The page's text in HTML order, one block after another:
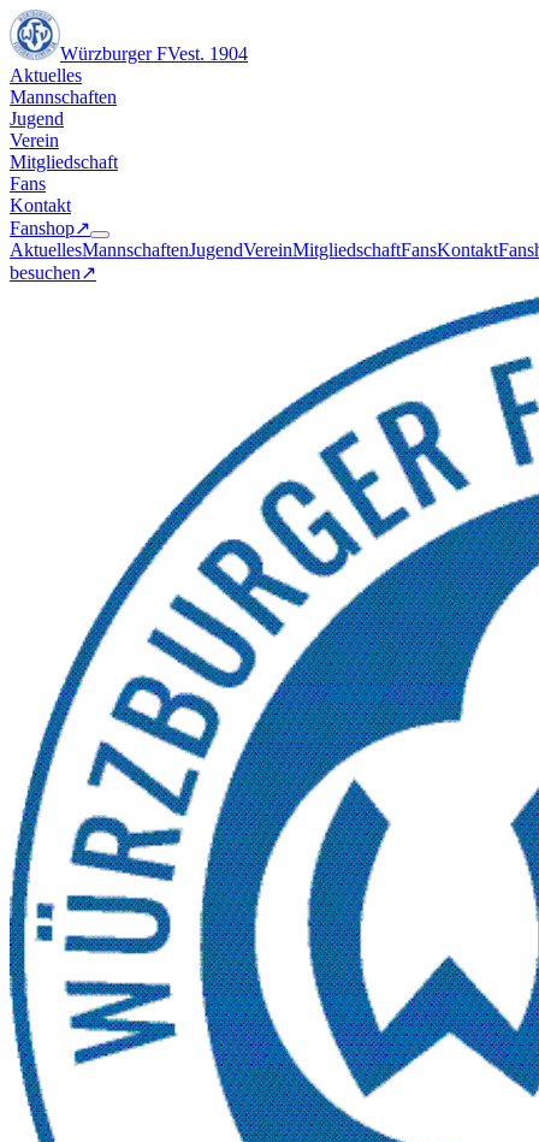
Würzburger FVest. 1904
Aktuelles
Mannschaften
Jugend
Verein
Mitgliedschaft
Fans
Kontakt
Fanshop↗︎
AktuellesMannschaftenJugendVereinMitgliedschaftFansKontakt
besuchen↗︎